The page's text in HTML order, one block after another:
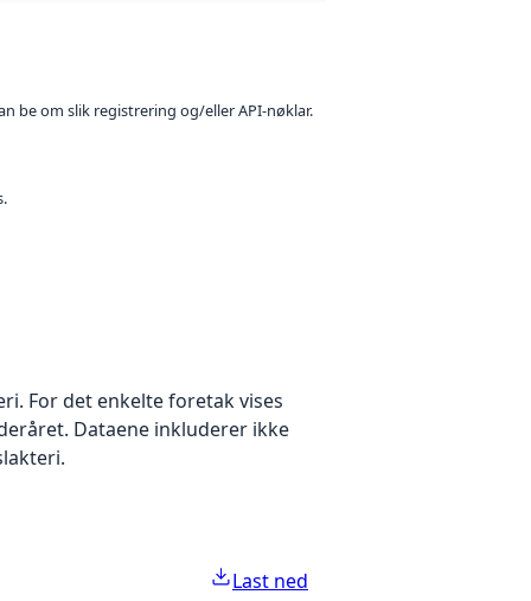
be om slik registrering og/eller API-nøklar.
For det enkelte foretak vises
Dataene inkluderer ikke
Last ned